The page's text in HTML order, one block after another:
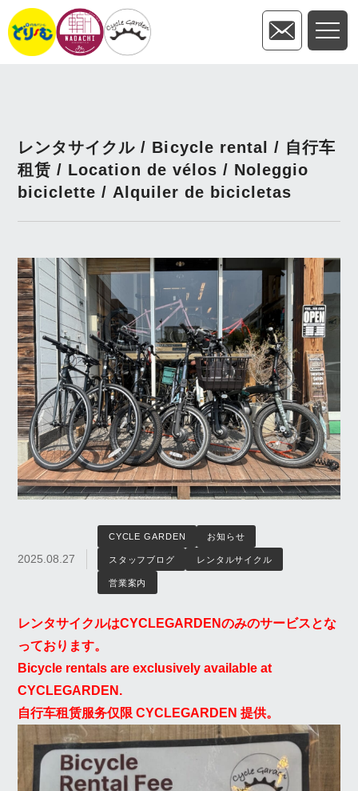
レンタサイクル / Bicycle rental / 自行车
租赁 / Location de vélos / Noleggio
biciclette / Alquiler de bicicletas
2025.08.27
CYCLE GARDEN お知らせ
スタッフブログ レンタルサイクル
営業案内
レンタサイクルはCYCLEGARDENのみのサービスとな
っております。
Bicycle rentals are exclusively available at
CYCLEGARDEN.
自行车租赁服务仅限 CYCLEGARDEN 提供。